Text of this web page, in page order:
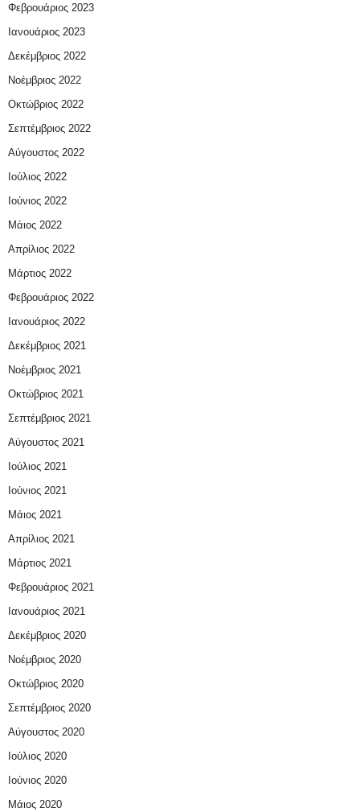
Φεβρουάριος 2023
Ιανουάριος 2023
Δεκέμβριος 2022
Νοέμβριος 2022
Οκτώβριος 2022
Σεπτέμβριος 2022
Αύγουστος 2022
Ιούλιος 2022
Ιούνιος 2022
Μάιος 2022
Απρίλιος 2022
Μάρτιος 2022
Φεβρουάριος 2022
Ιανουάριος 2022
Δεκέμβριος 2021
Νοέμβριος 2021
Οκτώβριος 2021
Σεπτέμβριος 2021
Αύγουστος 2021
Ιούλιος 2021
Ιούνιος 2021
Μάιος 2021
Απρίλιος 2021
Μάρτιος 2021
Φεβρουάριος 2021
Ιανουάριος 2021
Δεκέμβριος 2020
Νοέμβριος 2020
Οκτώβριος 2020
Σεπτέμβριος 2020
Αύγουστος 2020
Ιούλιος 2020
Ιούνιος 2020
Μάιος 2020